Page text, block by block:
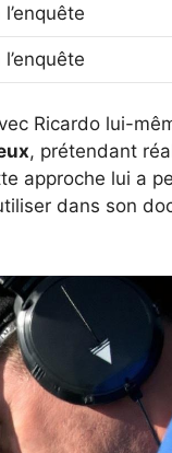
Ricardo lui-
, prétendant
approche lui a
dans son